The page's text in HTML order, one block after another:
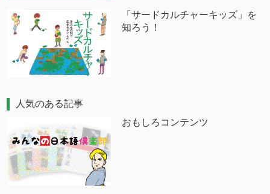
「サードカルチャーキッズ」を
知ろう！
人気のある記事
おもしろコンテンツ